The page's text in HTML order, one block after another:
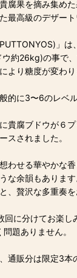
腐果を摘み集めた
最高級のデザート
」
ウ約26kg)の事で
より糖度が変わり
的に3〜6のレベ
貴腐ブドウが６プ
スされました。
わせる華やかな香
な余韻もあります
、贅沢な多重奏を
に分けてお楽し
題ありません。
通販分は限定3本